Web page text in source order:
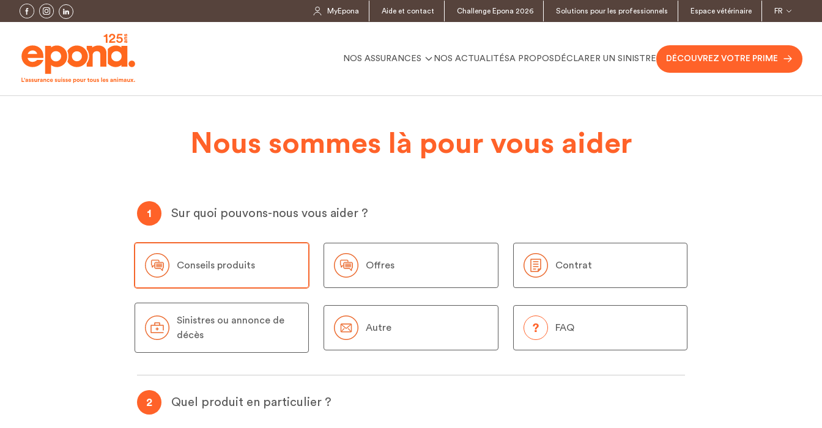
MyEpona Aide et contact Challenge Epona 2026 Solutions pour les professionnels Espace vétérinaire FR
NOS ASSURANCES NOS ACTUALITÉSA PROPOS DÉCLARER UN SINISTRE DÉCOUVREZ VOTRE PRIME
Nous sommes là pour vous aider
1 Sur quoi pouvons-nous vous aider ?
Conseils produits Offres Contrat
Sinistres ou annonce de
décès
Autre FAQ
2 Quel produit en particulier ?